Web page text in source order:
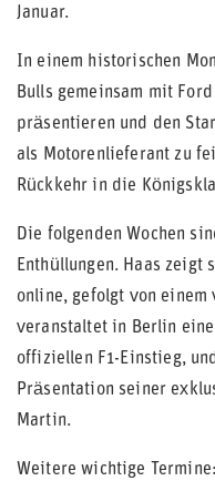
Januar.
In einem historischen
Bulls gemeinsam mit
präsentieren und den
als Motorenlieferant zu
Rückkehr in die
Die folgenden Wochen
Enthüllungen. Haas zeigt
online, gefolgt von einem
veranstaltet in Berlin
offiziellen F1-Einstieg,
Präsentation seiner
Martin.
Weitere wichtige